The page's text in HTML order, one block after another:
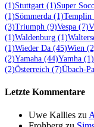
(1)Stuttgart (1)Super
(1)Sömmerda (1)Templin
(3)Triumph (9)Vespa (7)
(1)Waldenburg (1)
(1)Wieder Da (45)Wien
(2)Yamaha (44)Yamha (1)
(2)Österreich (7)Übach-
Letzte Kommentare
Uwe Kallies zu